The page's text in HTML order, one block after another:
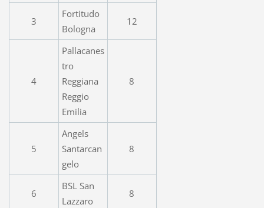
3
Fortitudo
Bologna
12
4
Pallacanes
tro
Reggiana
Reggio
Emilia
8
5
Angels
Santarcan
gelo
8
6
BSL San
Lazzaro
8